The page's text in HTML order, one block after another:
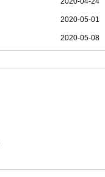
2020-05-01
2020-05-08